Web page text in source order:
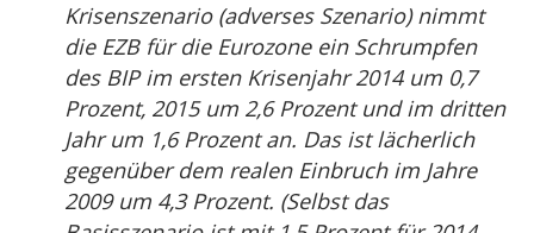
Krisenszenario (adverses Szenario) nimmt
die EZB für die Eurozone ein Schrumpfen
des BIP im ersten Krisenjahr 2014 um 0,7
Prozent, 2015 um 2,6 Prozent und im dritten
Jahr um 1,6 Prozent an. Das ist lächerlich
gegenüber dem realen Einbruch im Jahre
2009 um 4,3 Prozent. (Selbst das